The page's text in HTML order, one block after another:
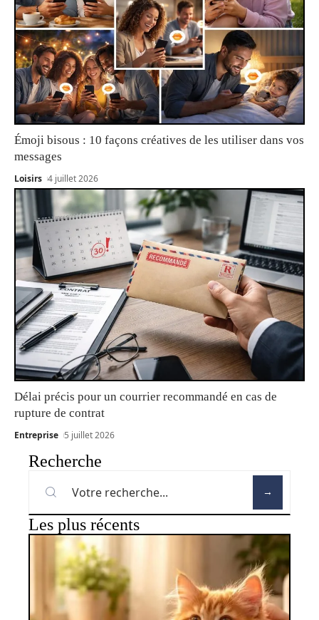
Émoji bisous : 10 façons créatives de les utiliser dans vos
messages
Loisirs 4 juillet 2026
Délai précis pour un courrier recommandé en cas de
rupture de contrat
Entreprise 5 juillet 2026
Recherche
Les plus récents